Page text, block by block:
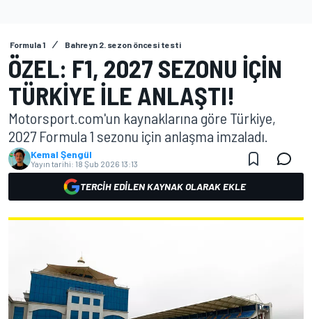
Formula 1 Bahreyn 2. sezon öncesi testi
ÖZEL: F1, 2027 SEZONU IÇIN
TÜRKIYE ILE ANLAŞTI!
Motorsport.com'un kaynaklarına göre Türkiye,
2027 Formula 1 sezonu için anlaşma imzaladı.
Kemal Şengül
Yayın tarihi: 18 Şub 2026 13:13
TERCIH EDILEN KAYNAK OLARAK EKLE